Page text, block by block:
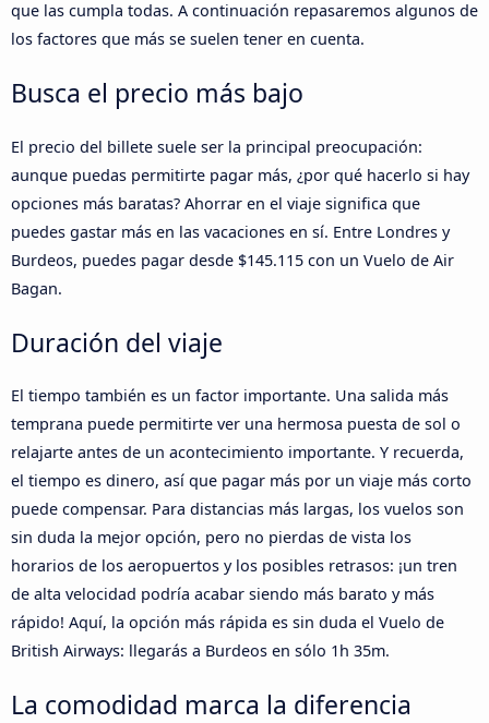
que las cumpla todas. A continuación repasaremos algunos de
los factores que más se suelen tener en cuenta.
Busca el precio más bajo
El precio del billete suele ser la principal preocupación:
aunque puedas permitirte pagar más, ¿por qué hacerlo si hay
opciones más baratas? Ahorrar en el viaje significa que
puedes gastar más en las vacaciones en sí. Entre Londres y
Burdeos, puedes pagar desde $145.115 con un Vuelo de Air
Bagan.
Duración del viaje
El tiempo también es un factor importante. Una salida más
temprana puede permitirte ver una hermosa puesta de sol o
relajarte antes de un acontecimiento importante. Y recuerda,
el tiempo es dinero, así que pagar más por un viaje más corto
puede compensar. Para distancias más largas, los vuelos son
sin duda la mejor opción, pero no pierdas de vista los
horarios de los aeropuertos y los posibles retrasos: ¡un tren
de alta velocidad podría acabar siendo más barato y más
rápido! Aquí, la opción más rápida es sin duda el Vuelo de
British Airways: llegarás a Burdeos en sólo 1h 35m.
La comodidad marca la diferencia